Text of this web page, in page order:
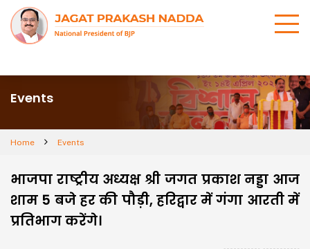
Events
Home Events
भाजपा राष्ट्रीय अध्यक्ष श्री जगत प्रकाश नड्डा आज
शाम 5 बजे हर की पौड़ी, हरिद्वार में गंगा आरती में
प्रतिभाग करेंगे।